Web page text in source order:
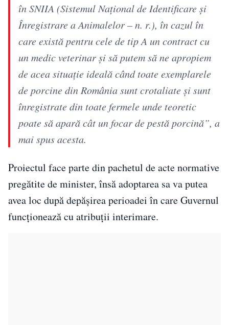
în SNIIA (Sistemul Naţional de Identificare şi
Înregistrare a Animalelor – n. r.), în cazul în
care există pentru cele de tip A un contract cu
un medic veterinar şi să putem să ne apropiem
de acea situaţie ideală când toate exemplarele
de porcine din România sunt crotaliate şi sunt
înregistrate din toate fermele unde teoretic
poate să apară cât un focar de pestă porcină”, a
mai spus acesta.
Proiectul face parte din pachetul de acte normative
pregătite de minister, însă adoptarea sa va putea
avea loc după depășirea perioadei în care Guvernul
funcționează cu atribuții interimare.